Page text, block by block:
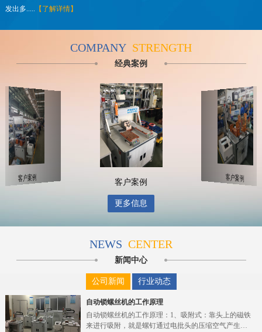
发出多.....
【了解详情】
COMPANY STRENGTH
经典案例
客户案例 客户案例 客户案例
更多信息
NEWS CENTER
新闻中心
公司新闻 行业动态
自动锁螺丝机的工作原理
自动锁螺丝机的工作原理：1、吸附式：靠头上的磁铁
来进行吸附，就是螺钉通过电批头的压缩空气产生的